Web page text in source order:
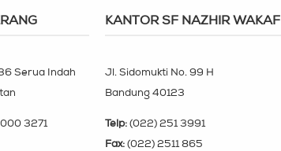
Serua Indah
3271
KANTOR SF NAZHIR WAKAF
Jl. Sidomukti No. 99 H
Bandung 40123
Telp: (022) 251 3991
Fax: (022) 2511 865